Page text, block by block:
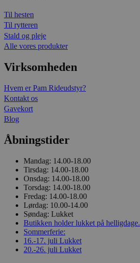
Til hesten
Til rytteren
Stald og pleje
Alle vores produkter
Virksomheden
Hvem er Pam Rideudstyr?
Kontakt os
Gavekort
Blog
Åbningstider
Mandag: 14.00-18.00
Tirsdag: 14.00-18.00
Onsdag: 14.00-18.00
Torsdag: 14.00-18.00
Fredag: 14.00-18.00
Lørdag: 10.00-14.00
Søndag: Lukket
Butikken holder lukket på helligdage.
Sommerferie:
16.-17. juli Lukket
20.-26. juli Lukket